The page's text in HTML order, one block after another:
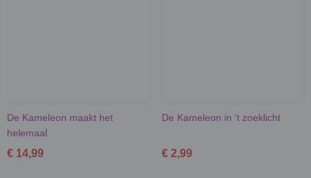
De Kameleon maakt het
helemaal
€ 14,99
De Kameleon in 't zoeklicht
€ 2,99